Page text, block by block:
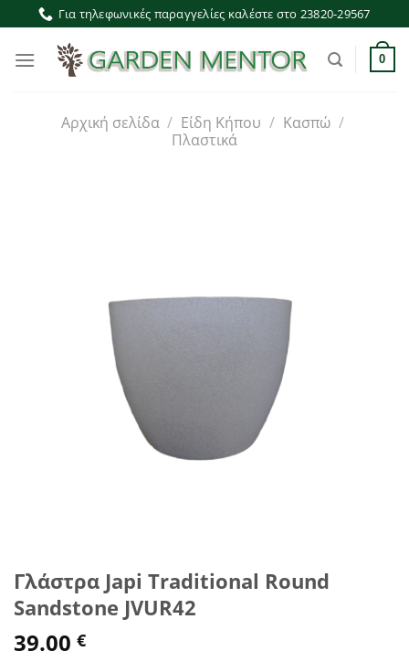
Μετάβαση
στο
περιεχόμενο
Για τηλεφωνικές παραγγελίες καλέστε στο 23820-29567
0
Αρχική σελίδα / Είδη Κήπου / Κασπώ /
Πλαστικά
Γλάστρα Japi Traditional Round
Sandstone JVUR42
39.00 €